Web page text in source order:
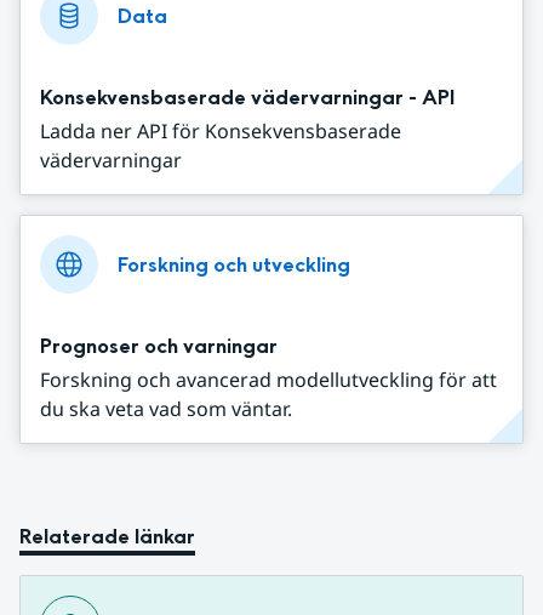
Data
Konsekvensbaserade vädervarningar - API
Ladda ner API för Konsekvensbaserade
vädervarningar
Forskning och utveckling
Prognoser och varningar
Forskning och avancerad modellutveckling för att
du ska veta vad som väntar.
Relaterade länkar